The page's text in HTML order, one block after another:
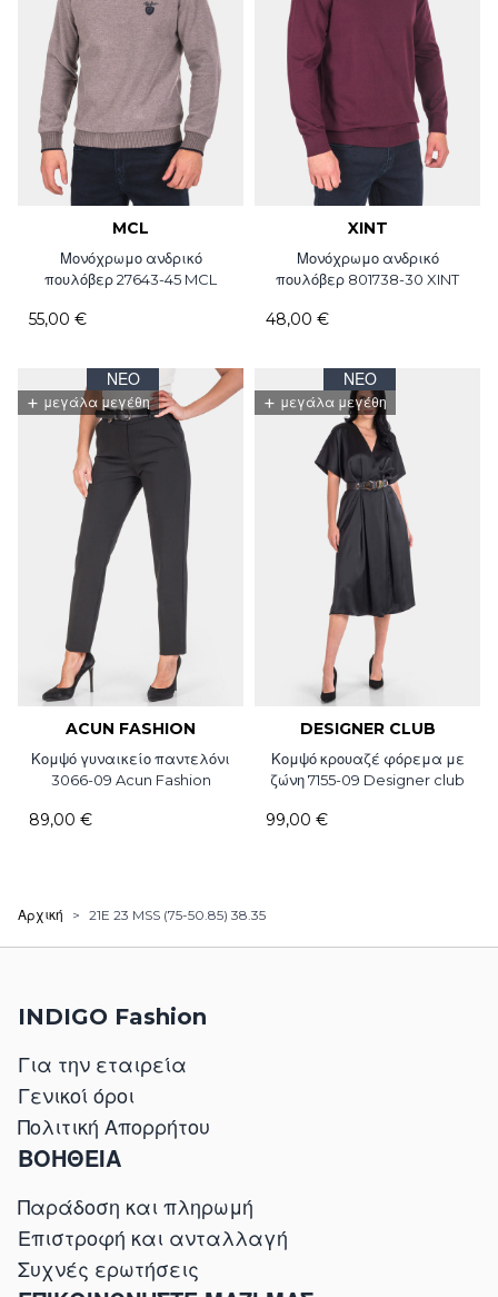
MCL
Μονόχρωμο ανδρικό
πουλόβερ 27643-45 MCL
55,00 €
XINT
Μονόχρωμο ανδρικό
πουλόβερ 801738-30 XINT
48,00 €
ΝΈΟ
+ μεγάλα μεγέθη
ACUN FASHION
Κομψό γυναικείο παντελόνι
3066-09 Acun Fashion
89,00 €
ΝΈΟ
+ μεγάλα μεγέθη
DESIGNER CLUB
Κομψό κρουαζέ φόρεμα με
ζώνη 7155-09 Designer club
99,00 €
Αρχική > 21E 23 MSS (75-50.85) 38.35
INDIGO Fashion
Για την εταιρεία
Γενικοί όροι
Πολιτική Απορρήτου
ΒΟΗΘΕΙΑ
Παράδοση και πληρωμή
Επιστροφή και ανταλλαγή
Συχνές ερωτήσεις